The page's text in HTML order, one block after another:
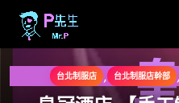
台北制服店 , 台北制服店幹部 ,
台北禮服店資訊